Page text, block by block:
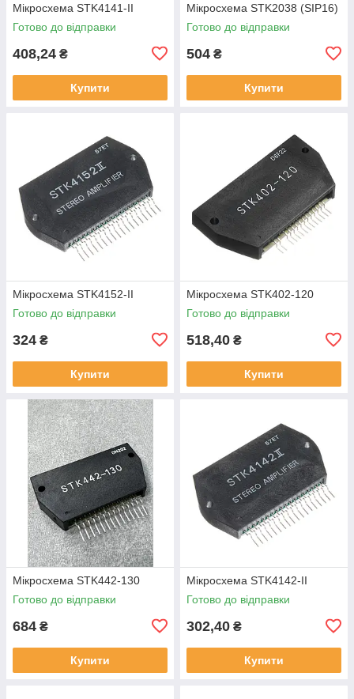
Мікросхема STK4141-II
Готово до відправки
408,24 ₴
Купити
Мікросхема STK2038 (SIP16)
Готово до відправки
504 ₴
Купити
Мікросхема STK4152-II
Готово до відправки
324 ₴
Купити
Мікросхема STK402-120
Готово до відправки
518,40 ₴
Купити
Мікросхема STK442-130
Готово до відправки
684 ₴
Купити
Мікросхема STK4142-II
Готово до відправки
302,40 ₴
Купити